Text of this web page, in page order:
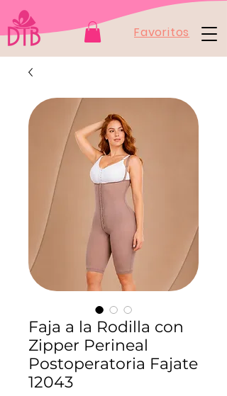
Favoritos
Faja a la Rodilla con
Zipper Perineal
Postoperatoria Fajate
12043